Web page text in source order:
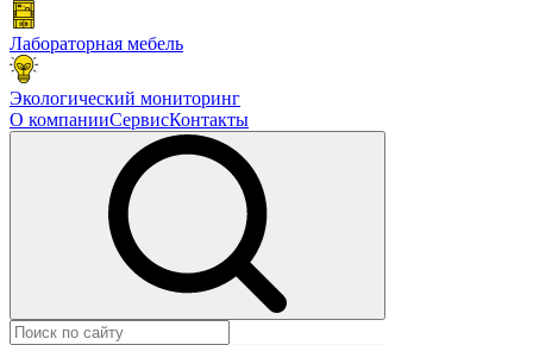
Лабораторная мебель
Экологический мониторинг
О компанииСервисКонтакты